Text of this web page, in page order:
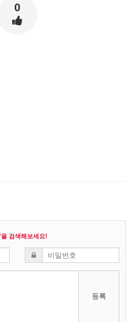
0
검색해보세요!
등록